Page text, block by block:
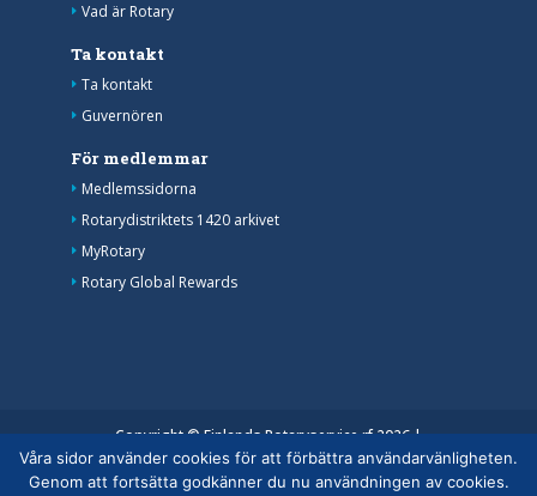
Vad är Rotary
Ta kontakt
Ta kontakt
Guvernören
För medlemmar
Medlemssidorna
Rotarydistriktets 1420 arkivet
MyRotary
Rotary Global Rewards
Copyright © Finlands Rotaryservice rf 2026 |
Medelemsdatabasens datasäkerhetsanvisning|
Våra sidor använder cookies för att förbättra användarvänligheten.
Genom att fortsätta godkänner du nu användningen av cookies.